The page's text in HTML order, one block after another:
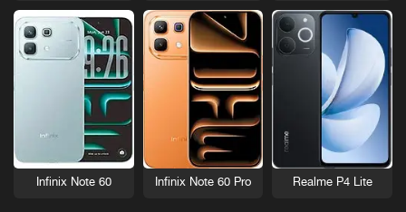
Realme P4 Lite
Infinix Note 60 Pro
Infinix Note 60